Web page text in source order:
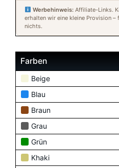
Werbehinweis:Affiliate-Links.
erhalten wir eine kleine Provision
nichts.
Farben
Beige
Blau
Braun
Grau
Grün
Khaki